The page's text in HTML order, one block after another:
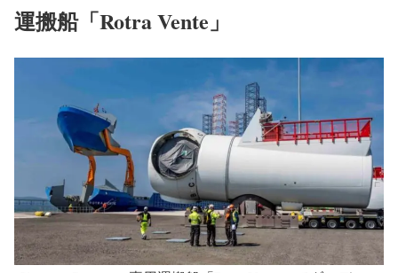
運搬船「Rotra Vente」